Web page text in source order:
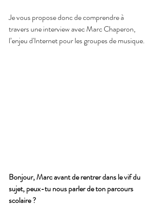
Je vous propose donc de comprendre à
travers une interview avec Marc Chaperon,
l’enjeu d'Internet pour les groupes de musique.
Bonjour, Marc avant de rentrer dans le vif du
sujet, peux-tu nous parler de ton parcours
scolaire ?